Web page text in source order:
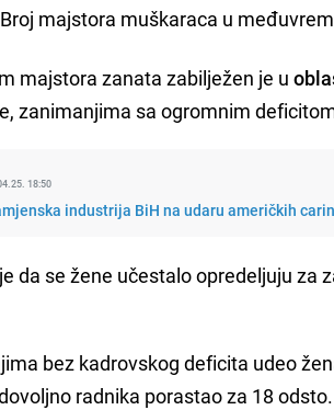
majstora muškaraca u
majstora zanata zabilježen je u
zanimanjima sa ogromnim
18:50
industrija BiH na udaru američkih
da se žene učestalo opredeljuju za
bez kadrovskog deficita udeo
radnika porastao za 18 odsto.